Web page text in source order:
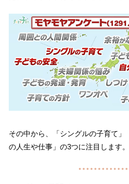
その中から、「シングルの子育て」
の人生や仕事」の3つに注目します。